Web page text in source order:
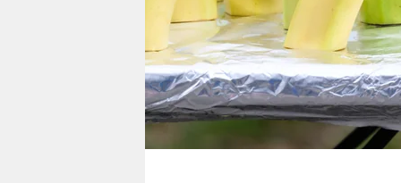
shop
fragen & hilfe
unterstützen
abo
genossenschaft